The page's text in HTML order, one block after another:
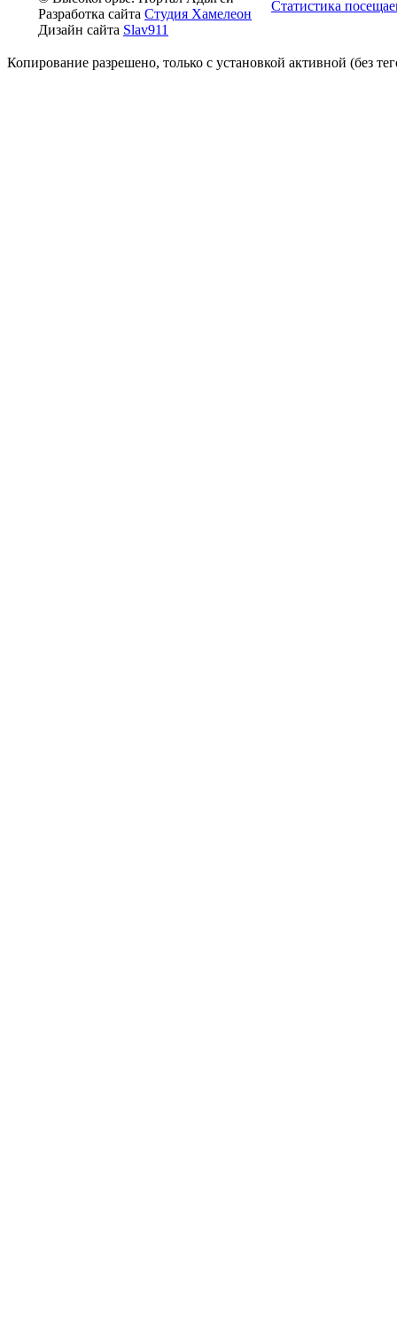
Разработка сайта Студия Хамелеон
Дизайн сайта Slav911
Статистика
Копирование разрешено, только с установкой активной (без